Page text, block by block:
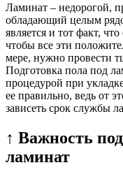
Ламинат – недорогой,
обладающий целым
является и тот факт,
чтобы все эти
мере, нужно провести
Подготовка пола под
процедурой при
ее правильно, ведь от
зависеть срок службы
↑ Важность
ламинат